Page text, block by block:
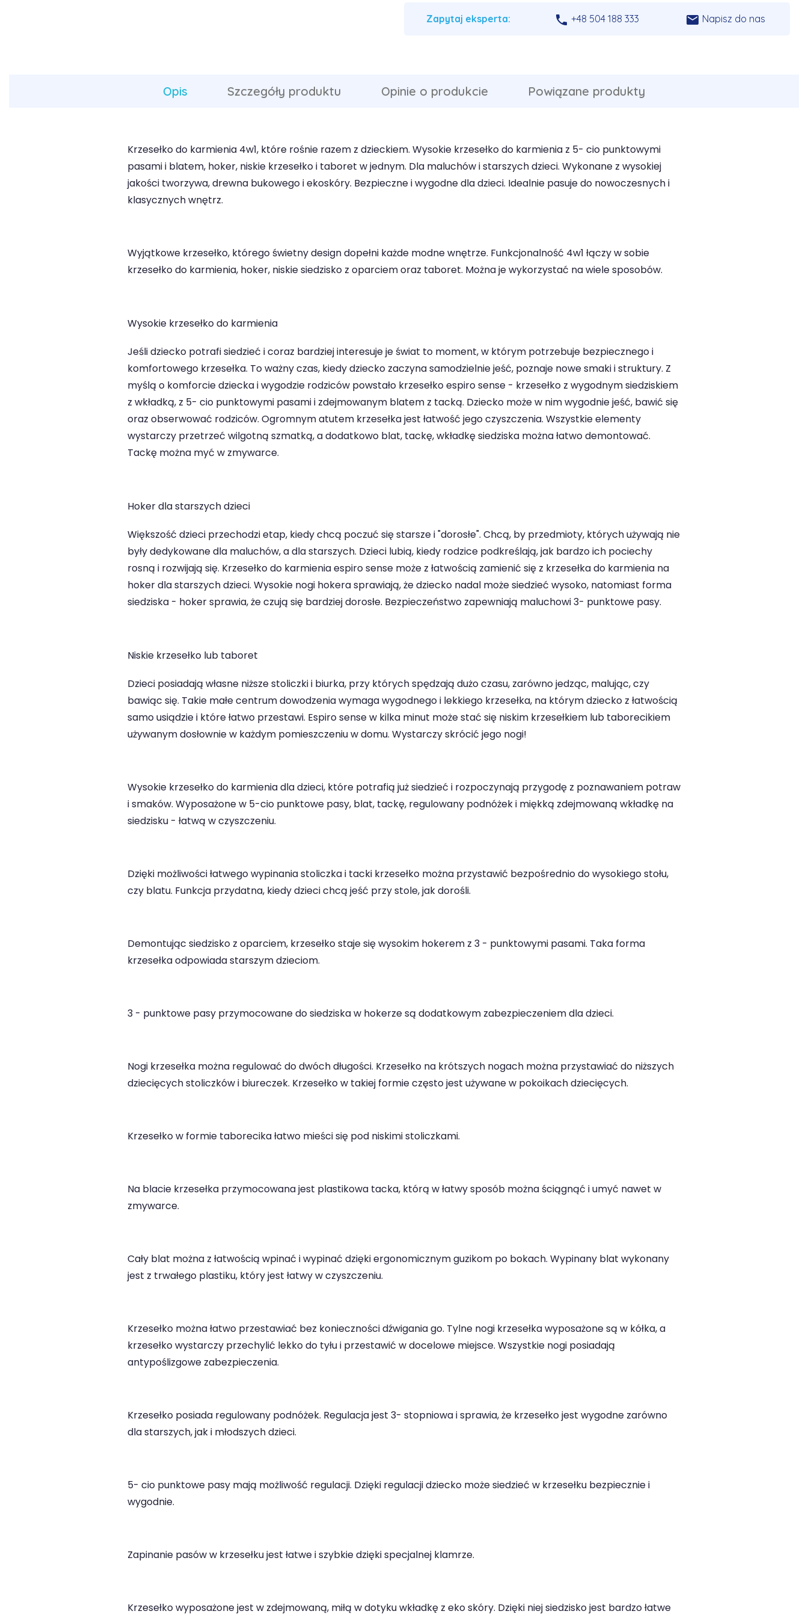
Zapytaj eksperta:  +48 504 188 333  Napisz do nas
Opis Szczegóły produktu Opinie o produkcie Powiązane produkty
Krzesełko do karmienia 4w1, które rośnie razem z dzieckiem. Wysokie krzesełko do karmienia z 5- cio punktowymi
pasami i blatem, hoker, niskie krzesełko i taboret w jednym. Dla maluchów i starszych dzieci. Wykonane z wysokiej
jakości tworzywa, drewna bukowego i ekoskóry. Bezpieczne i wygodne dla dzieci. Idealnie pasuje do nowoczesnych i
klasycznych wnętrz.
Wyjątkowe krzesełko, którego świetny design dopełni każde modne wnętrze. Funkcjonalność 4w1 łączy w sobie
krzesełko do karmienia, hoker, niskie siedzisko z oparciem oraz taboret. Można je wykorzystać na wiele sposobów.
Wysokie krzesełko do karmienia
Jeśli dziecko potrafi siedzieć i coraz bardziej interesuje je świat to moment, w którym potrzebuje bezpiecznego i
komfortowego krzesełka. To ważny czas, kiedy dziecko zaczyna samodzielnie jeść, poznaje nowe smaki i struktury. Z
myślą o komforcie dziecka i wygodzie rodziców powstało krzesełko espiro sense - krzesełko z wygodnym siedziskiem
z wkładką, z 5- cio punktowymi pasami i zdejmowanym blatem z tacką. Dziecko może w nim wygodnie jeść, bawić się
oraz obserwować rodziców. Ogromnym atutem krzesełka jest łatwość jego czyszczenia. Wszystkie elementy
wystarczy przetrzeć wilgotną szmatką, a dodatkowo blat, tackę, wkładkę siedziska można łatwo demontować.
Tackę można myć w zmywarce.
Hoker dla starszych dzieci
Większość dzieci przechodzi etap, kiedy chcą poczuć się starsze i "dorosłe". Chcą, by przedmioty, których używają nie
były dedykowane dla maluchów, a dla starszych. Dzieci lubią, kiedy rodzice podkreślają, jak bardzo ich pociechy
rosną i rozwijają się. Krzesełko do karmienia espiro sense może z łatwością zamienić się z krzesełka do karmienia na
hoker dla starszych dzieci. Wysokie nogi hokera sprawiają, że dziecko nadal może siedzieć wysoko, natomiast forma
siedziska - hoker sprawia, że czują się bardziej dorosłe. Bezpieczeństwo zapewniają maluchowi 3- punktowe pasy.
Niskie krzesełko lub taboret
Dzieci posiadają własne niższe stoliczki i biurka, przy których spędzają dużo czasu, zarówno jedząc, malując, czy
bawiąc się. Takie małe centrum dowodzenia wymaga wygodnego i lekkiego krzesełka, na którym dziecko z łatwością
samo usiądzie i które łatwo przestawi. Espiro sense w kilka minut może stać się niskim krzesełkiem lub taborecikiem
używanym dosłownie w każdym pomieszczeniu w domu. Wystarczy skrócić jego nogi!
Wysokie krzesełko do karmienia dla dzieci, które potrafią już siedzieć i rozpoczynają przygodę z poznawaniem potraw
i smaków. Wyposażone w 5-cio punktowe pasy, blat, tackę, regulowany podnóżek i miękką zdejmowaną wkładkę na
siedzisku - łatwą w czyszczeniu.
Dzięki możliwości łatwego wypinania stoliczka i tacki krzesełko można przystawić bezpośrednio do wysokiego stołu,
czy blatu. Funkcja przydatna, kiedy dzieci chcą jeść przy stole, jak dorośli.
Demontując siedzisko z oparciem, krzesełko staje się wysokim hokerem z 3 - punktowymi pasami. Taka forma
krzesełka odpowiada starszym dzieciom.
3 - punktowe pasy przymocowane do siedziska w hokerze są dodatkowym zabezpieczeniem dla dzieci.
Nogi krzesełka można regulować do dwóch długości. Krzesełko na krótszych nogach można przystawiać do niższych
dziecięcych stoliczków i biureczek. Krzesełko w takiej formie często jest używane w pokoikach dziecięcych.
Krzesełko w formie taborecika łatwo mieści się pod niskimi stoliczkami.
Na blacie krzesełka przymocowana jest plastikowa tacka, którą w łatwy sposób można ściągnąć i umyć nawet w
zmywarce.
Cały blat można z łatwością wpinać i wypinać dzięki ergonomicznym guzikom po bokach. Wypinany blat wykonany
jest z trwałego plastiku, który jest łatwy w czyszczeniu.
Krzesełko można łatwo przestawiać bez konieczności dźwigania go. Tylne nogi krzesełka wyposażone są w kółka, a
krzesełko wystarczy przechylić lekko do tyłu i przestawić w docelowe miejsce. Wszystkie nogi posiadają
antypoślizgowe zabezpieczenia.
Krzesełko posiada regulowany podnóżek. Regulacja jest 3- stopniowa i sprawia, że krzesełko jest wygodne zarówno
dla starszych, jak i młodszych dzieci.
5- cio punktowe pasy mają możliwość regulacji. Dzięki regulacji dziecko może siedzieć w krzesełku bezpiecznie i
wygodnie.
Zapinanie pasów w krzesełku jest łatwe i szybkie dzięki specjalnej klamrze.
Krzesełko wyposażone jest w zdejmowaną, miłą w dotyku wkładkę z eko skóry. Dzięki niej siedzisko jest bardzo łatwe